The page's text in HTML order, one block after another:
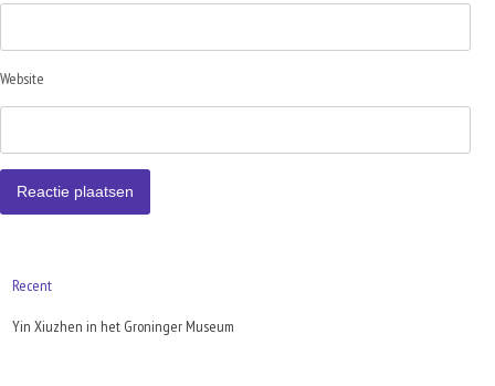
Website
Recent
Yin Xiuzhen in het Groninger Museum